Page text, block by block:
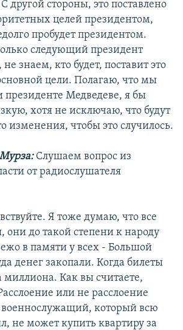
другой стороны, это поставлено
целей президентом,
пробудет президентом.
следующий президент
знаем, кто будет, поставит это
цели. Полагаю, что мы
Медведеве, я бы
хотя не исключаю, что будут
изменения, чтобы это случилось.
Слушаем вопрос из
от радиослушателя
Я тоже думаю, что все
до такой степени к народу
в памяти у всех - Большой
денег закопали. Когда билеты
миллиона. Как вы считаете,
или не расслоение
военнослужащий, который всю
не может купить квартиру за